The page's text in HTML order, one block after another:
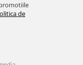
de